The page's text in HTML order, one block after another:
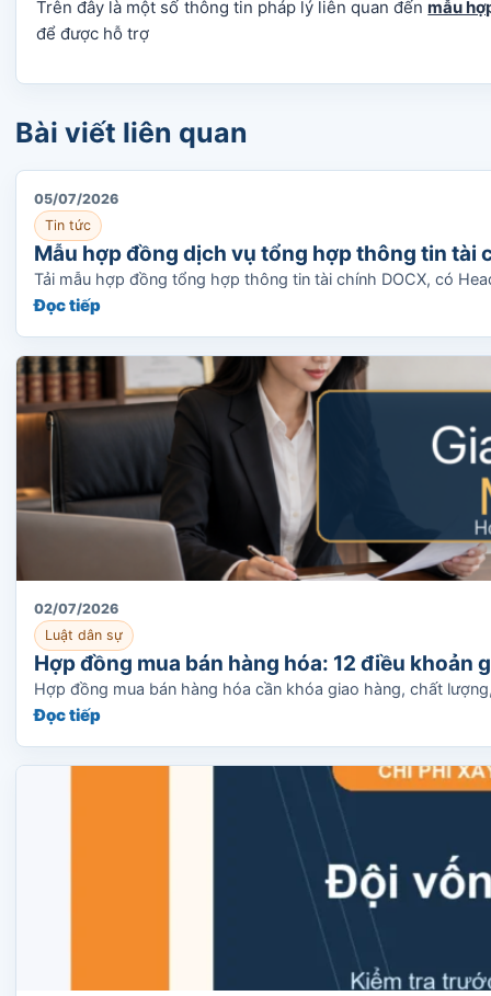
Trên đây là một số thông tin pháp lý liên quan đến mẫu
để được hỗ trợ
Bài viết liên quan
05/07/2026
Tin tức
Mẫu hợp đồng dịch vụ tổng hợp thông tin tài
Tải mẫu hợp đồng tổng hợp thông tin tài chính DOCX, có
Đọc tiếp
02/07/2026
Luật dân sự
Hợp đồng mua bán hàng hóa: 12 điều khoản
Hợp đồng mua bán hàng hóa cần khóa giao hàng, chất
Đọc tiếp